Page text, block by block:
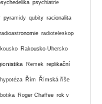
psychiatrie
pyramidy qubity racionalita
radioastronomie radioteleskop
Rakousko-Uhersko
Remek replikační
Řím Římská říše
Roger Chaffee rok v